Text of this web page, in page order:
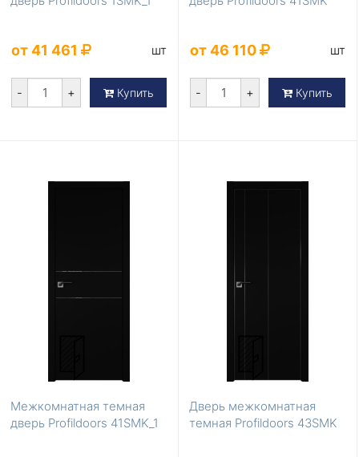
от 41 461 шт
- + Купить
от 46 110 шт
- + Купить
Межкомнатная темная
дверь Profildoors 41SMK_1
Дверь межкомнатная
темная Profildoors 43SMK